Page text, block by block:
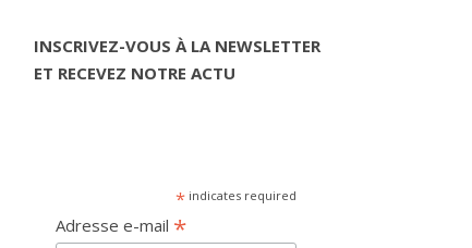
INSCRIVEZ-VOUS À LA NEWSLETTER
ET RECEVEZ NOTRE ACTU
*indicates required
Adresse e-mail *